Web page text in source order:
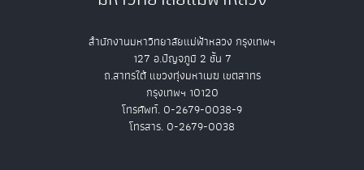
สำนักงานมหาวิทยาลัยแม่ฟ้าหลวง กรุงเทพฯ
127 อ.ปัญจภูมิ 2 ชั้น 7
ถ.สาทรใต้ แขวงทุ่งมหาเมฆ เขตสาทร
กรุงเทพฯ 10120
โทรศัพท์. 0-2679-0038-9
โทรสาร. 0-2679-0038